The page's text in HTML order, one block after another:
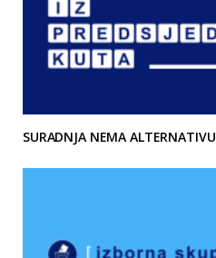
SURADNJA NEMA ALTERNATIVU